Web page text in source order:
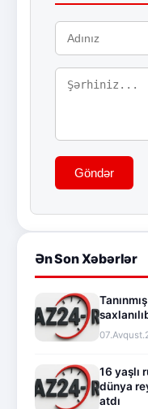
Göndər
Ən Son Xəbərlər
16 yaşlı
dünya
atdı